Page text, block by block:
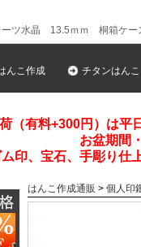
ーツ水晶 13.5ｍｍ 桐箱ケー
んこ作成 チタンはんこ
（有料+300円）は平
お盆期間
印、宝石、手彫り仕
はんこ作成通販 > 個人印